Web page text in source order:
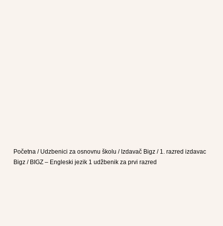
Početna / Udzbenici za osnovnu školu / Izdavač Bigz/ 1. razred izdavac
Bigz/ BIGZ – Engleski jezik 1 udžbenik za prvi razred